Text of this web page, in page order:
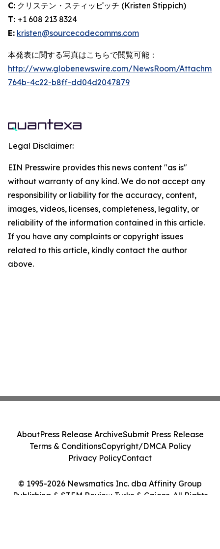
C: クリステン・スティッピッチ (Kristen Stippich)
T: +1 608 213 8324
E: kristen@sourcecodecomms.com
本発表に関する写真はこちらで閲覧可能：
http://www.globenewswire.com/NewsRoom/
764b-4c22-b8ff-dd04d2047879
Legal Disclaimer:
EIN Presswire provides this news content "as is"
without warranty of any kind. We do not accept any
responsibility or liability for the accuracy, content,
images, videos, licenses, completeness, legality, or
reliability of the information contained in this article.
If you have any complaints or copyright issues
related to this article, kindly contact the author
above.
© 1995-2026 Newsmatics Inc. dba Affinity Group
Publishing & STEM Review Turks & Caicos. All Rights
AboutPress Release ArchiveSubmit Press Release
Terms & ConditionsCopyright/DMCA Policy
Privacy PolicyContact